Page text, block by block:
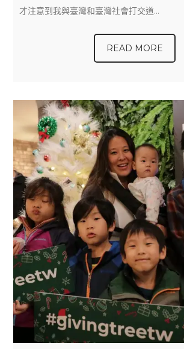
才注意到我與臺灣和臺灣社會打交道…
READ MORE